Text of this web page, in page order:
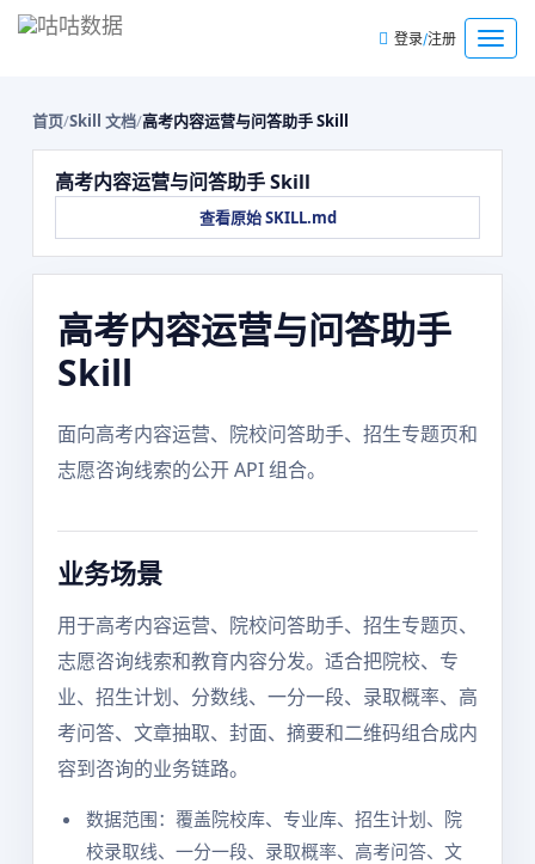
菜
单
登录/注册
首页/Skill 文档/高考内容运营与问答助手 Skill
高考内容运营与问答助手 Skill
查看原始 SKILL.md
高考内容运营与问答助手
Skill
面向高考内容运营、院校问答助手、招生专题页和
志愿咨询线索的公开 API 组合。
业务场景
用于高考内容运营、院校问答助手、招生专题页、
志愿咨询线索和教育内容分发。适合把院校、专
业、招生计划、分数线、一分一段、录取概率、高
考问答、文章抽取、封面、摘要和二维码组合成内
容到咨询的业务链路。
数据范围：覆盖院校库、专业库、招生计划、院
校录取线、一分一段、录取概率、高考问答、文